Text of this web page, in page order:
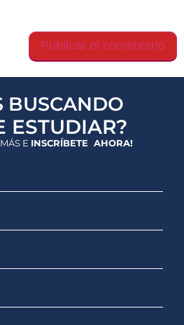
BUSCANDO
ESTUDIAR?
E INSCRÍBETE AHORA!